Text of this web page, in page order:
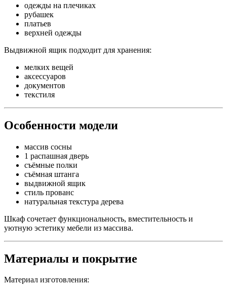
одежды на плечиках
рубашек
платьев
верхней одежды
Выдвижной ящик подходит для хранения:
мелких вещей
аксессуаров
документов
текстиля
Особенности модели
массив сосны
1 распашная дверь
съёмные полки
съёмная штанга
выдвижной ящик
стиль прованс
натуральная текстура дерева
Шкаф сочетает функциональность, вместительность и
уютную эстетику мебели из массива.
Материалы и покрытие
Материал изготовления: